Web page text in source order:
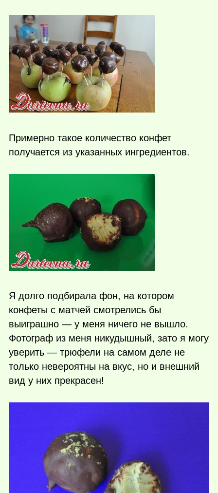
Примерно такое количество конфет
получается из указанных ингредиентов.
Я долго подбирала фон, на котором
конфеты с матчей смотрелись бы
выиграшно — у меня ничего не вышло.
Фотограф из меня никудышный, зато я могу
уверить — трюфели на самом деле не
только невероятны на вкус, но и внешний
вид у них прекрасен!